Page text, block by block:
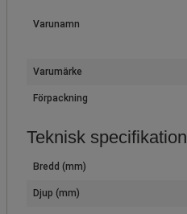
Varunamn
Varumärke
Förpackning
Teknisk specifikation
Bredd (mm)
Djup (mm)